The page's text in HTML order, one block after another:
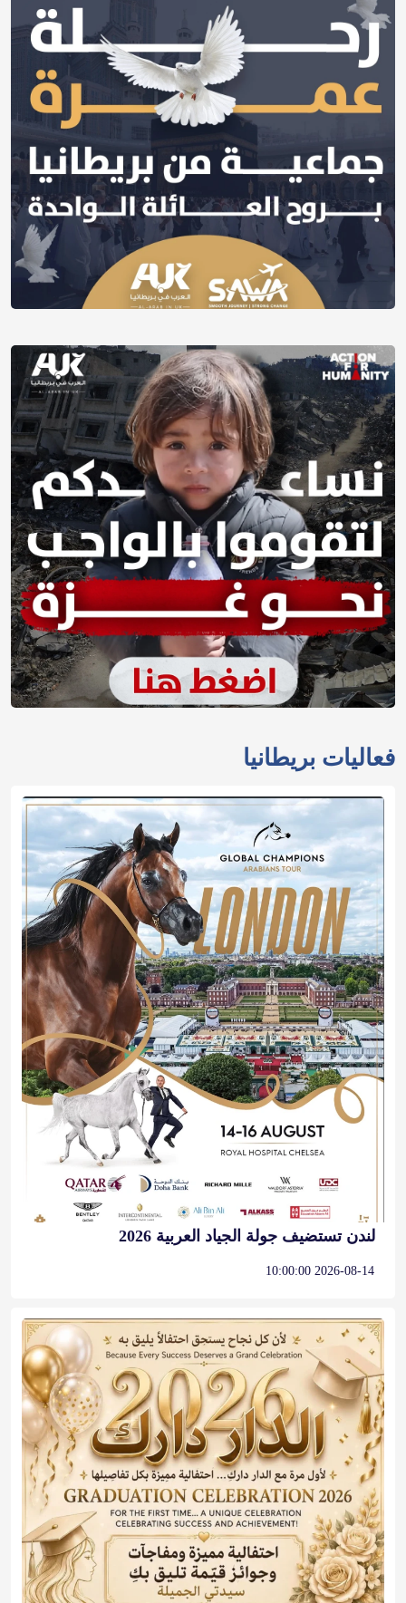
فعاليات بريطانيا
لندن تستضيف جولة الجياد العربية 2026
2026-08-14 10:00:00